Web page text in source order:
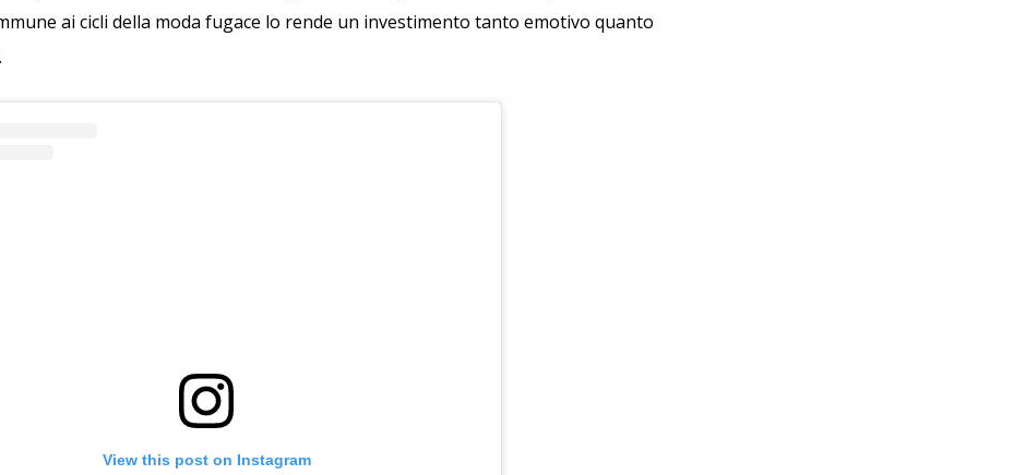
ai cicli della moda fugace lo rende un investimento tanto emotivo quanto
View this post on Instagram